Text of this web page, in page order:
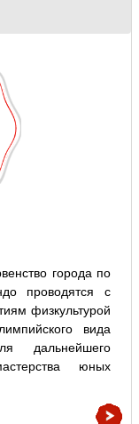
города по
проводятся с
физкультурой
вида
дальнейшего
юных